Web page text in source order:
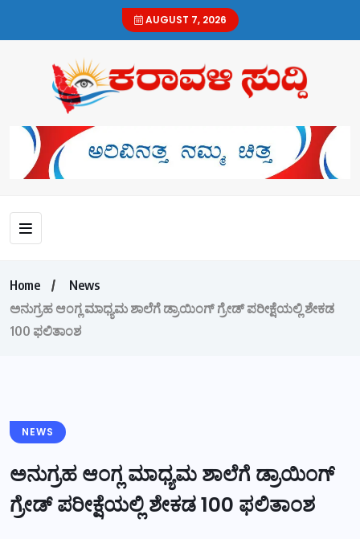
AUGUST 7, 2026
Home
News
ಅನುಗ್ರಹ ಆಂಗ್ಲ ಮಾಧ್ಯಮ ಶಾಲೆಗೆ ಡ್ರಾಯಿಂಗ್ ಗ್ರೇಡ್ ಪರೀಕ್ಷೆಯಲ್ಲಿ ಶೇಕಡ
100 ಫಲಿತಾಂಶ
NEWS
ಅನುಗ್ರಹ ಆಂಗ್ಲ ಮಾಧ್ಯಮ ಶಾಲೆಗೆ ಡ್ರಾಯಿಂಗ್
ಗ್ರೇಡ್ ಪರೀಕ್ಷೆಯಲ್ಲಿ ಶೇಕಡ 100 ಫಲಿತಾಂಶ